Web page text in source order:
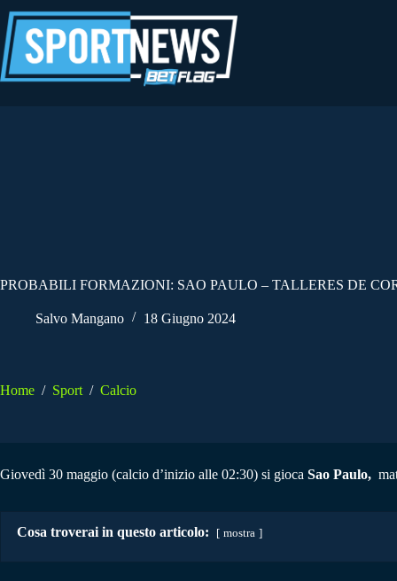
al
contenuto
PROBABILI FORMAZIONI: SAO PAULO – TALLERES DE
Salvo Mangano 18 Giugno 2024
Home / Sport / Calcio
Giovedì 30 maggio (calcio d’inizio alle 02:30) si gioca Sao Paulo,
Cosa troverai in questo articolo: mostra